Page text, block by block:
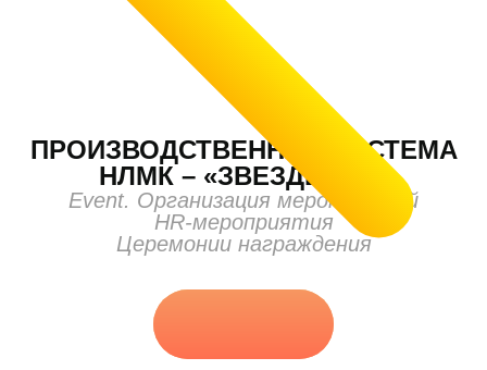
ПРОИЗВОДСТВЕННАЯ СИСТЕМА
НЛМК – «ЗВЕЗДЫ ПС»
Event. Организация мероприятий
HR-мероприятия
Церемонии награждения